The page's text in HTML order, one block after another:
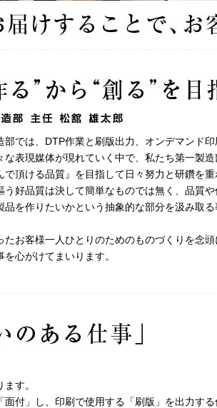
部では、DTP作業と刷版出力、オンデマンド
な表現媒体が現れていく中で、私たち第一製
で頂ける品質』を目指して日々努力と研鑽を重
う好品質は決して簡単なものでは無く、品質
品を作りたいかという抽象的な部分を汲み取
たお客様一人ひとりのためのものづくりを念
を心がけてまいります。
す。
付」し、印刷で使用する「刷版」を出力する